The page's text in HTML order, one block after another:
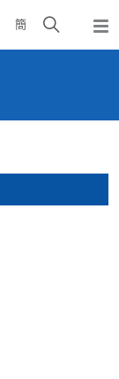
簡
開
彈
出